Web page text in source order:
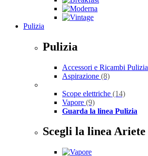
Pulizia
Pulizia
Accessori e Ricambi Pulizia
Aspirazione (8)
Scope elettriche (14)
Vapore (9)
Guarda la linea Pulizia
Scegli la linea Ariete